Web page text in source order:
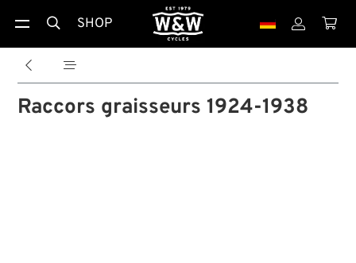
 SHOP  
 
Raccors graisseurs 1924-1938